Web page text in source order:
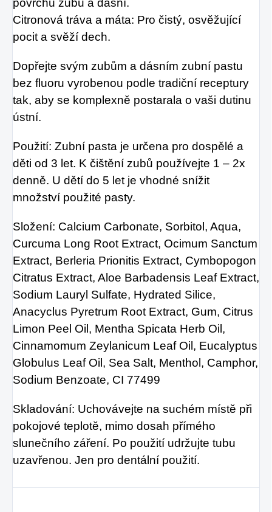
povrchu zubů a dásní.
Citronová tráva a máta: Pro čistý, osvěžující
pocit a svěží dech.
Dopřejte svým zubům a dásním zubní pastu
bez fluoru vyrobenou podle tradiční receptury
tak, aby se komplexně postarala o vaši dutinu
ústní.
Použití: Zubní pasta je určena pro dospělé a
děti od 3 let. K čištění zubů používejte 1 – 2x
denně. U dětí do 5 let je vhodné snížit
množství použité pasty.
Složení: Calcium Carbonate, Sorbitol, Aqua,
Curcuma Long Root Extract, Ocimum Sanctum
Extract, Berleria Prionitis Extract, Cymbopogon
Citratus Extract, Aloe Barbadensis Leaf Extract,
Sodium Lauryl Sulfate, Hydrated Silice,
Anacyclus Pyretrum Root Extract, Gum, Citrus
Limon Peel Oil, Mentha Spicata Herb Oil,
Cinnamomum Zeylanicum Leaf Oil, Eucalyptus
Globulus Leaf Oil, Sea Salt, Menthol, Camphor,
Sodium Benzoate, CI 77499
Skladování: Uchovávejte na suchém místě při
pokojové teplotě, mimo dosah přímého
slunečního záření. Po použití udržujte tubu
uzavřenou. Jen pro dentální použití.